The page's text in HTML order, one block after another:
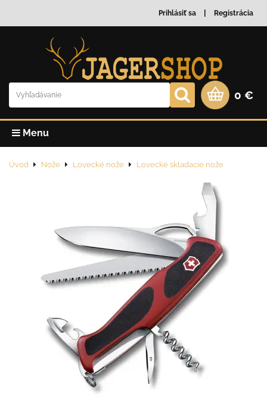
Prihlásiť sa Registrácia
0 €
Menu
Úvod Nože Lovecké nože Lovecké skladacie nože